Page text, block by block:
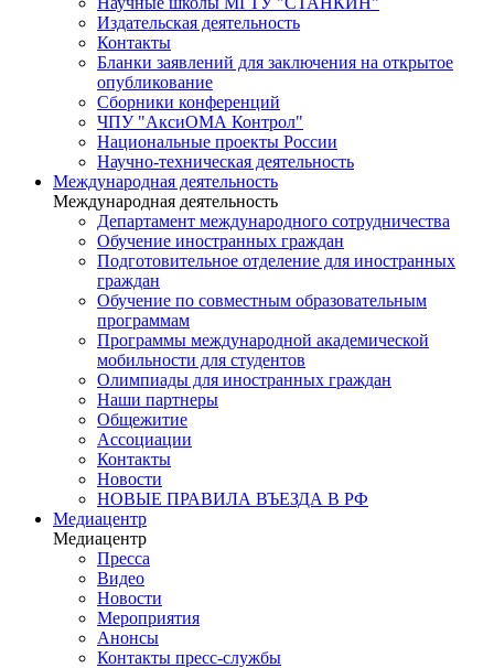
Издательская деятельность
Контакты
Бланки заявлений для заключения на открытое
опубликование
Сборники конференций
ЧПУ "АксиОМА Контрол"
Национальные проекты России
Научно-техническая деятельность
Международная деятельность
Международная деятельность
Департамент международного сотрудничества
Обучение иностранных граждан
Подготовительное отделение для иностранных
граждан
Обучение по совместным образовательным
программам
Программы международной академической
мобильности для студентов
Олимпиады для иностранных граждан
Наши партнеры
Общежитие
Ассоциации
Контакты
Новости
НОВЫЕ ПРАВИЛА ВЪЕЗДА В РФ
Медиацентр
Медиацентр
Пресса
Видео
Новости
Мероприятия
Анонсы
Контакты пресс-службы